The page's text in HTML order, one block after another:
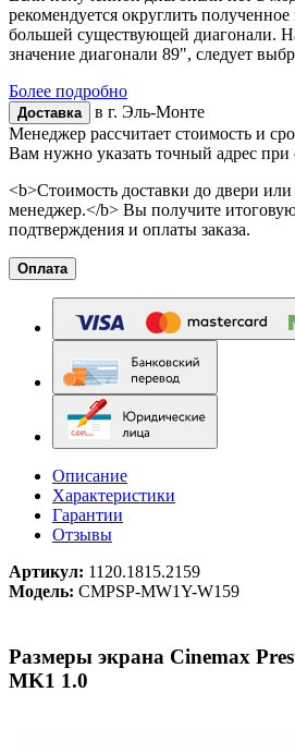
рекомендуется округлить
большей существующей диагонали.
значение диагонали 89", следует
Более подробно
Доставка в г. Эль-Монте
Менеджер рассчитает стоимость и
Вам нужно указать точный адрес при
<b>Стоимость доставки до двери или
менеджер.</b> Вы получите
подтверждения и оплаты заказа.
Оплата
Описание
Характеристики
Гарантии
Отзывы
Артикул: 1120.1815.2159
Модель: CMPSP-MW1Y-W159
Размеры экрана Cinemax
MK1 1.0